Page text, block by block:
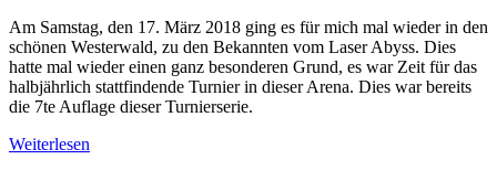
Am Samstag, den 17. März 2018 ging es für mich mal wieder in den
schönen Westerwald, zu den Bekannten vom Laser Abyss. Dies
hatte mal wieder einen ganz besonderen Grund, es war Zeit für das
halbjährlich stattfindende Turnier in dieser Arena. Dies war bereits
die 7te Auflage dieser Turnierserie.
Weiterlesen